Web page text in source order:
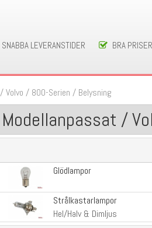
SNABBA LEVERANSTIDER BRA PRISER
/Volvo / 800-Serien / Belysning
Modellanpassat /
Glödlampor
Strålkastarlampor
Hel/Halv & Dimljus